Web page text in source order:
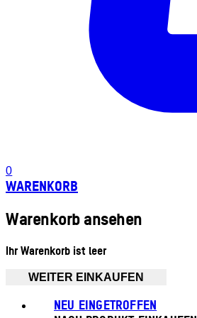
0
WARENKORB
Warenkorb ansehen
Ihr Warenkorb ist leer
WEITER EINKAUFEN
NEU EINGETROFFEN